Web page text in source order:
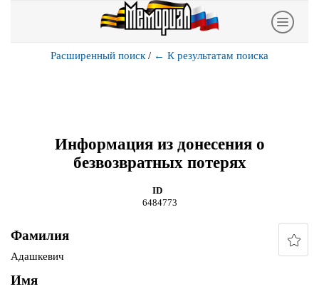
Расширенный поиск / ← К результатам поиска
Информация из донесения о
безвозвратных потерях
ID
6484773
Фамилия
Адашкевич
Имя